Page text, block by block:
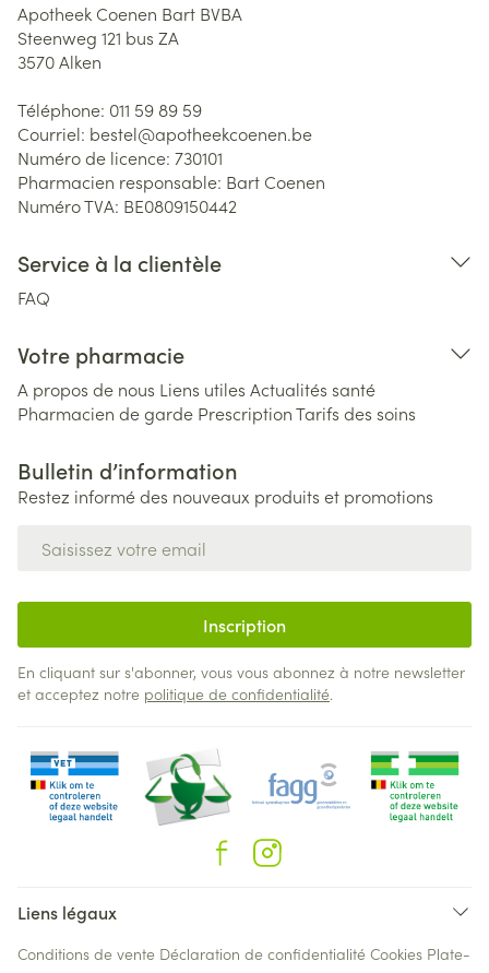
Apotheek Coenen Bart BVBA
Steenweg 121 bus ZA
3570Alken
Téléphone: 011 59 89 59
Courriel: bestel@apotheekcoenen.be
Numéro de licence: 730101
Pharmacien responsable: Bart Coenen
Numéro TVA: BE0809150442
Service à la clientèle
FAQ
Votre pharmacie
A propos de nous Liens utiles Actualités santé
Pharmacien de garde PrescriptionTarifs des soins
Bulletin d’information
Restez informé des nouveaux produits et promotions
Inscription
En cliquant sur s'abonner, vous vous abonnez à notre newsletter
et acceptez notre politique de confidentialité.
Liens légaux
Conditions de vente Déclaration de confidentialité Cookies Plate-